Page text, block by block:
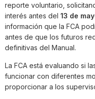
reporte voluntario,
interés antes del 13 de
información que la FCA
antes de que los futuros
definitivas del Manual.
La FCA está evaluando si
funcionar con diferentes
proporcionar a los